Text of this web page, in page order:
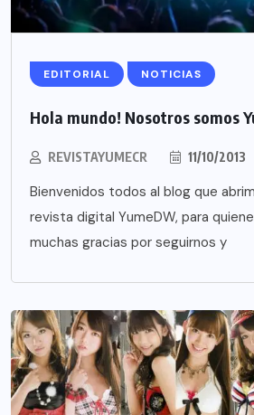
EDITORIAL NOTICIAS
Hola mundo! Nosotros somos
REVISTAYUMECR 11/10/2013
Bienvenidos todos al blog que
revista digital YumeDW, para
muchas gracias por seguirnos y